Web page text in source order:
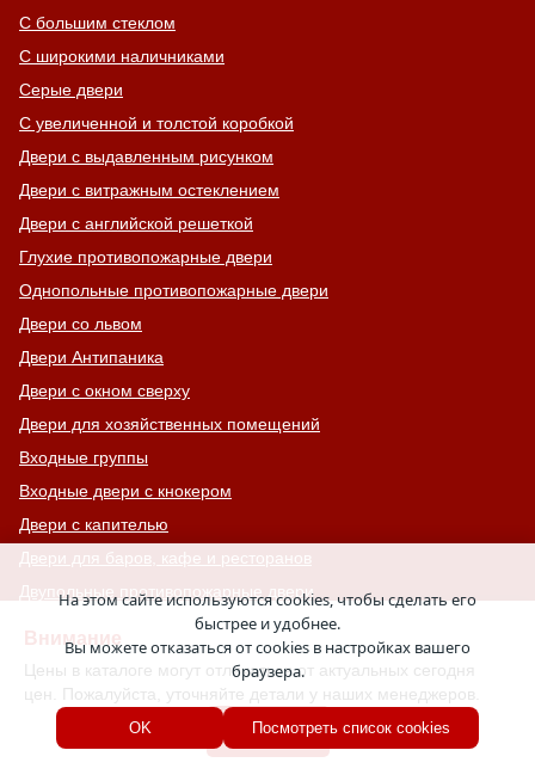
Внимание
Цены в каталоге могут отличаться от актуальных сегодня
цен. Пожалуйста, уточняйте детали у наших менеджеров.
Хорошо
С большим стеклом
С широкими наличниками
Серые двери
С увеличенной и толстой коробкой
Двери с выдавленным рисунком
Двери с витражным остеклением
Двери с английской решеткой
Глухие противопожарные двери
Однопольные противопожарные двери
Двери со львом
Двери Антипаника
Двери с окном сверху
Двери для хозяйственных помещений
Входные группы
Входные двери с кнокером
Двери с капителью
Двери для баров, кафе и ресторанов
Двупольные противопожарные двери
Двери для дачи
Двери с шумоизоляцией
Противопожарные ворота с калиткой
На этом сайте используются cookies, чтобы сделать его
быстрее и удобнее.
Вы можете отказаться от cookies в настройках вашего
браузера.
OK Посмотреть список cookies